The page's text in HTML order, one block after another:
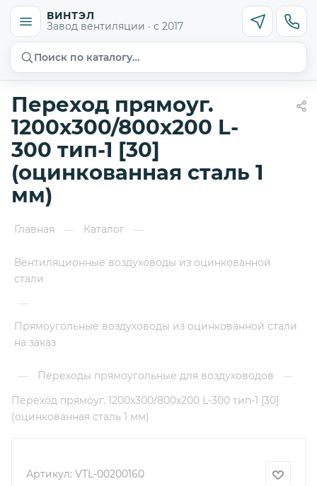
ВИНТЭЛ
Завод вентиляции · с 2017
Поиск по каталогу…
Переход прямоуг.
1200х300/800х200 L-
300 тип-1 [30]
(оцинкованная сталь 1
мм)
Главная — Каталог —
Вентиляционные воздуховоды из оцинкованной
стали
—
Прямоугольные воздуховоды из оцинкованной стали
на заказ
— Переходы прямоугольные для воздуховодов
—
Переход прямоуг. 1200х300/800х200 L-300 тип-1 [30]
(оцинкованная сталь 1 мм)
Артикул: VTL-00200160